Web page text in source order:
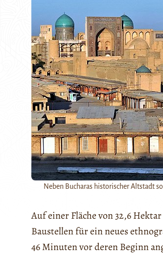
Neben Bucharas historischer Altstadt
Auf einer Fläche von 32,6
Baustellen für ein neues
46 Minuten vor deren Beginn